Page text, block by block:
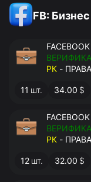
FB:
РК -
11 шт. 34.00 $
РК -
12 шт. 32.00 $